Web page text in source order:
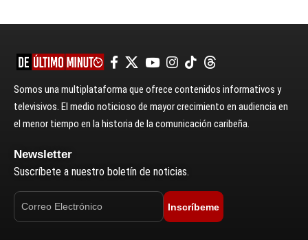
Somos una multiplataforma que ofrece contenidos informativos y
televisivos. El medio noticioso de mayor crecimiento en audiencia en
el menor tiempo en la historia de la comunicación caribeña.
Newsletter
Suscríbete a nuestro boletín de noticias.
Inscríbeme